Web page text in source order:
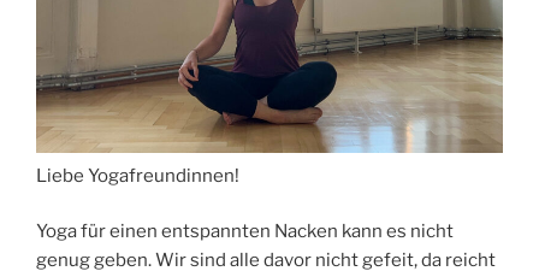
Liebe Yogafreundinnen!
Yoga für einen entspannten Nacken kann es nicht
genug geben. Wir sind alle davor nicht gefeit, da reicht